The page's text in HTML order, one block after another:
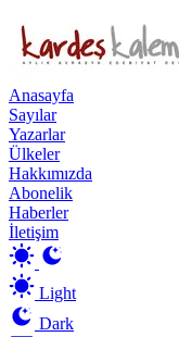
Anasayfa
Sayılar
Yazarlar
Ülkeler
Hakkımızda
Abonelik
Haberler
İletişim
Light
Dark